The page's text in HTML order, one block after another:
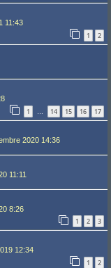
11:43
1 2
1 … 14 15 16 17
2020 14:36
11:11
8:26
1 2 3
12:34
1 2